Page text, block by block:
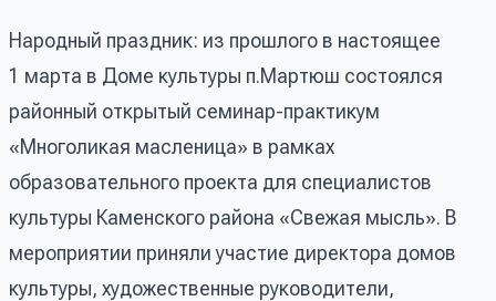
Народный праздник: из прошлого в настоящее
1 марта в Доме культуры п.Мартюш состоялся
районный открытый семинар-практикум
«Многоликая масленица» в рамках
образовательного проекта для специалистов
культуры Каменского района «Свежая мысль». В
мероприятии приняли участие директора домов
культуры, художественные руководители,